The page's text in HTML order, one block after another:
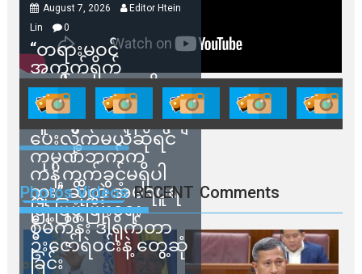
August 7, 2026
Editor Htein
Lin
0
“တရားမဝင်
အကွက်ရိုက်
ရောင်းချမှုတွေကို
သက်ဆိုင်ရာတာဝန်ရှိ
သူတွေက ဂရန်တွေချ
ပေးလိုက်မယ်ဆိုရင်
ကုမ္ပဏီဘက်က
ကန့်ကွက်ခွင့်မရှိပါ
ဘူး” ဆိုတဲ့ အမရပူရ
မြို့ပြဖွံ့ဖြိုးရေး
စီမံကိန်း ဒါရိုက်တာ
ဦးဇော်ရဲဝင်းနဲ့ တွေ့ဆုံ
ခြင်း
Photos Videos RECENT Comments